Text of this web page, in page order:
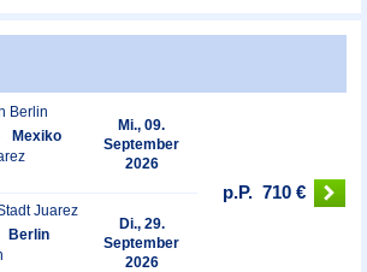
Berlin
Mexiko
Mi., 09.
September
2026
Juarez
Berlin
Di., 29.
September
2026
p.P. 710 €